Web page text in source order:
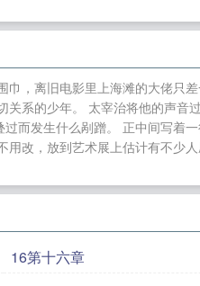
的土御门
能不能再多
“因为我真
么可以和前
更糟糕了
开文都可
的猹猹这么
求求
巾，离旧电影里上海滩的大佬只
系的少年。 太宰治将他的声音
而发生什么剐蹭。 正中间写着一
用改，放到艺术展上估计有不少
16第十六章